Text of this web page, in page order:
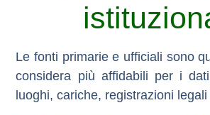
Le fonti primarie e ufficiali sono
considera più affidabili per i
luoghi, cariche, registrazioni